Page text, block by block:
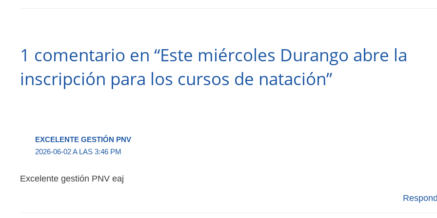
1 comentario en “Este miércoles Durango abre la
inscripción para los cursos de natación”
EXCELENTE GESTIÓN PNV
2026-06-02 A LAS 3:46 PM
Excelente gestión PNV eaj